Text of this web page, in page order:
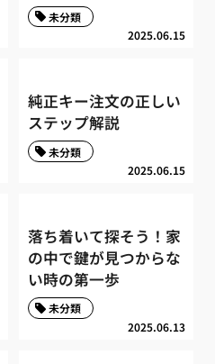
2025.06.15
未分類
純正キー注文の正しい
ステップ解説
2025.06.15
未分類
落ち着いて探そう！家
の中で鍵が見つからな
い時の第一歩
2025.06.13
未分類